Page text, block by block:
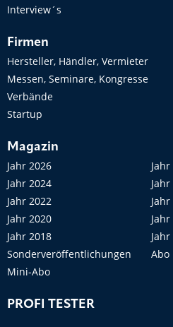
Interview´s
Firmen
Hersteller, Händler, Vermieter
Messen, Seminare, Kongresse
Verbände
Startup
Magazin
Jahr 2026
Jahr 2024
Jahr 2022
Jahr
Jahr 2020
Jahr 2018
Sonderveröffentlichungen
Abo
Mini-Abo
PROFI TESTER